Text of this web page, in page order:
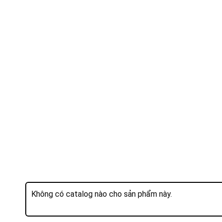
Không có catalog nào cho sản phẩm này.